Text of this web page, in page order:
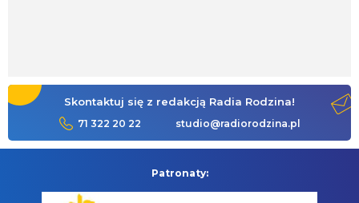
Skontaktuj się z redakcją Radia Rodzina!
71 322 20 22 studio@radiorodzina.pl
Patronaty: